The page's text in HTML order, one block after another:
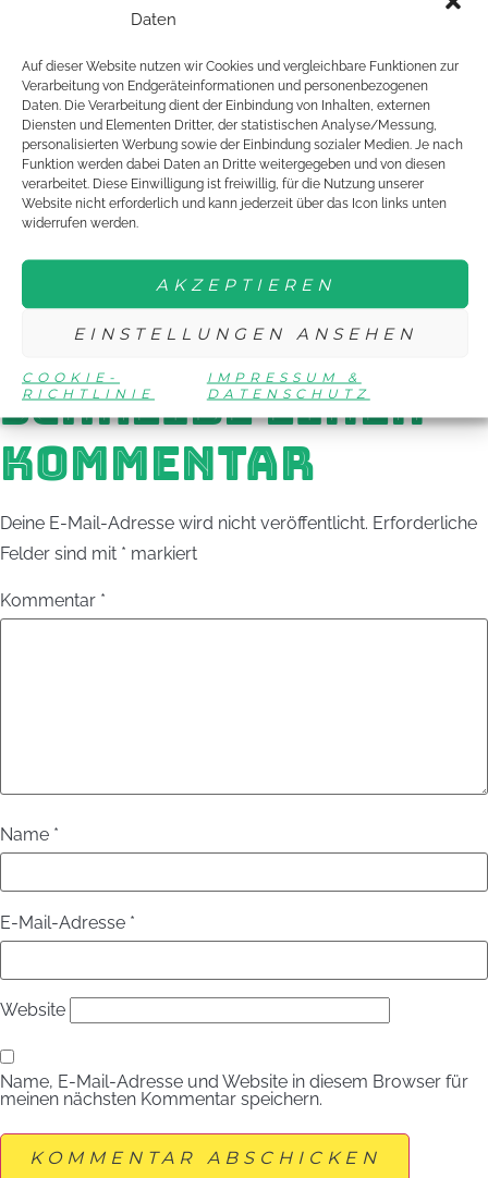
Daten
Auf dieser Website nutzen wir Cookies und vergleichbare Funktionen zur
Verarbeitung von Endgeräteinformationen und personenbezogenen
Daten. Die Verarbeitung dient der Einbindung von Inhalten, externen
Diensten und Elementen Dritter, der statistischen Analyse/Messung,
personalisierten Werbung sowie der Einbindung sozialer Medien. Je nach
Funktion werden dabei Daten an Dritte weitergegeben und von diesen
verarbeitet. Diese Einwilligung ist freiwillig, für die Nutzung unserer
Website nicht erforderlich und kann jederzeit über das Icon links unten
widerrufen werden.
AKZEPTIEREN
EINSTELLUNGEN ANSEHEN
COOKIE-
RICHTLINIE
IMPRESSUM &
DATENSCHUTZ
enthalten sind allerdings Übernachtung, Verpflegung und die
Fahrtkosten (Bahnfahrt, 2. Klasse Sparpreis, bei einer Fahrt
mit dem PKW werden max. 130 Euro (0,20 €/km) erstattet.
Das erste Seminar 2016 findet vom 15. bis zum 17. April in
Mainz statt. Das Thema ist „Moderne Jugendarbeit im Verein:
Gemeinschaft, Engagement, Organisation“.
JUNIORTEAMSEMINAR MAINZ
SCHREIBE EINEN
KOMMENTAR
Deine E-Mail-Adresse wird nicht veröffentlicht. Erforderliche
Felder sind mit * markiert
Kommentar *
Name *
E-Mail-Adresse *
Website
Name, E-Mail-Adresse und Website in diesem Browser für
meinen nächsten Kommentar speichern.